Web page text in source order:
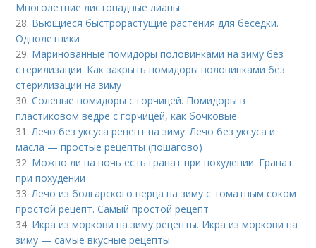
Многолетние листопадные лианы
28. Вьющиеся быстрорастущие растения для беседки.
Однолетники
29. Маринованные помидоры половинками на зиму без
стерилизации. Как закрыть помидоры половинками без
стерилизации на зиму
30.Соленые помидоры с горчицей. Помидоры в
пластиковом ведре с горчицей, как бочковые
31.Лечо без уксуса рецепт на зиму. Лечо без уксуса и
масла — простые рецепты (пошагово)
32. Можно ли на ночь есть гранат при похудении. Гранат
при похудении
33.Лечо из болгарского перца на зиму с томатным соком
простой рецепт. Самый простой рецепт
34. Икра из моркови на зиму рецепты. Икра из моркови на
зиму — самые вкусные рецепты